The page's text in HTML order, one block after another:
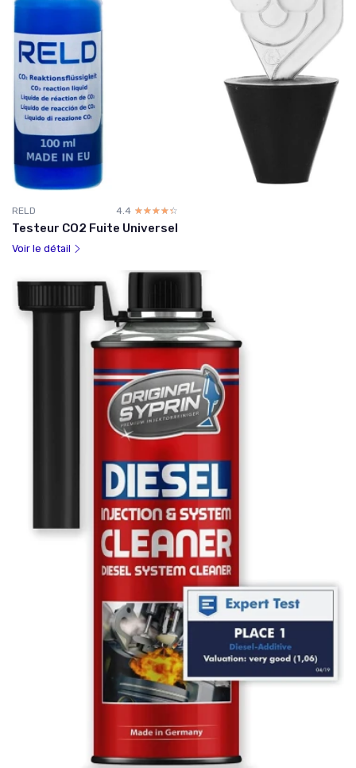
RELD 4.4 ☆☆☆☆☆
★★★★★
Testeur CO2 Fuite Universel
Voir le détail